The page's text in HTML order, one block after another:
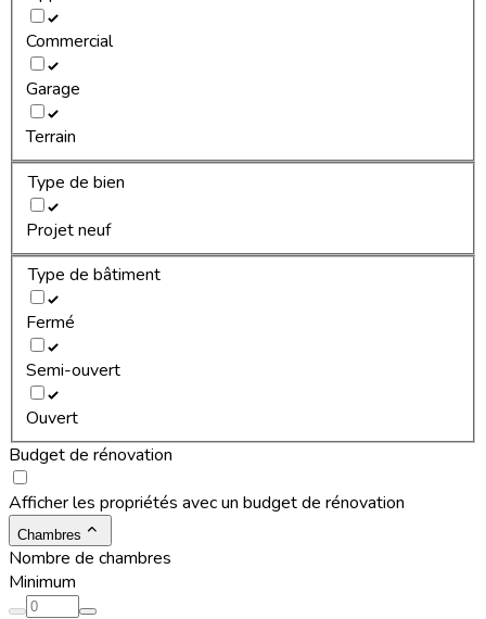
Commercial
Garage
Terrain
Type de bien
Projet neuf
Type de bâtiment
Fermé
Semi-ouvert
Ouvert
Budget de rénovation
Afficher les propriétés avec un budget de rénovation
Chambres
Nombre de chambres
Minimum